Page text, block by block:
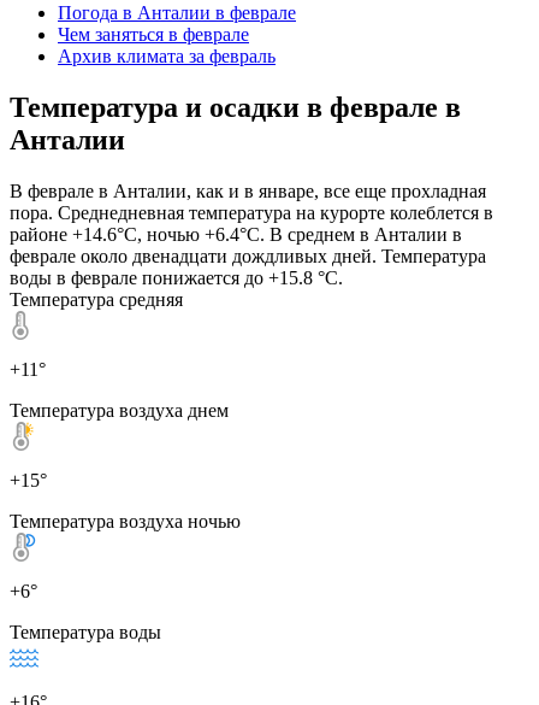
Погода в Анталии в феврале
Чем заняться в феврале
Архив климата за февраль
Температура и осадки в феврале в
Анталии
В феврале в Анталии, как и в январе, все еще прохладная
пора. Среднедневная температура на курорте колеблется в
районе +14.6°C, ночью +6.4°C. В среднем в Анталии в
феврале около двенадцати дождливых дней. Температура
воды в феврале понижается до +15.8 °C.
Температура средняя
+11°
Температура воздуха днем
+15°
Температура воздуха ночью
+6°
Температура воды